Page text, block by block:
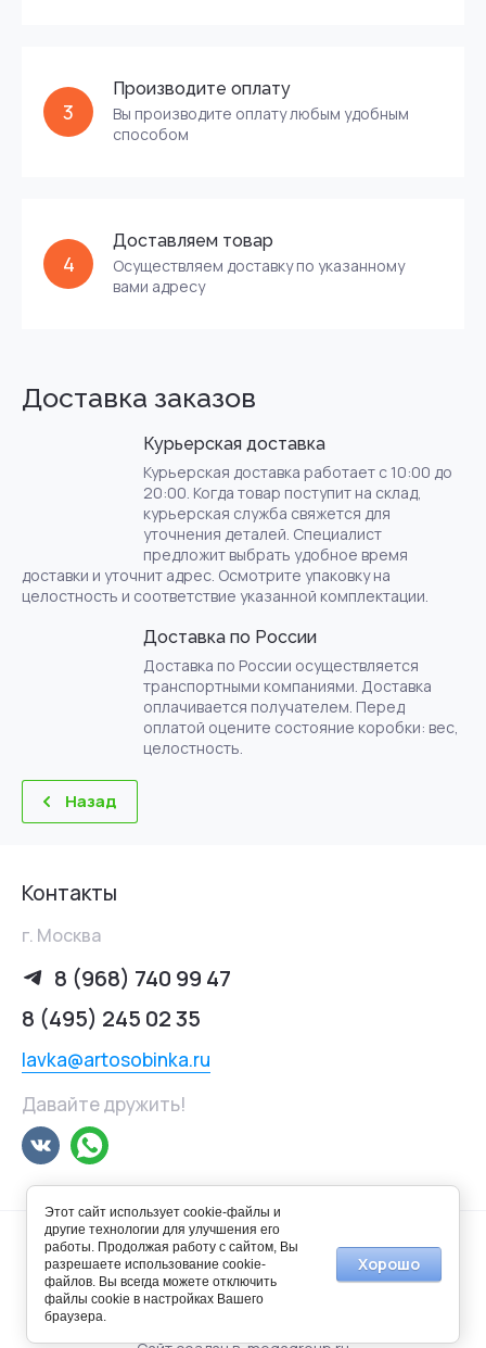
3
Производите оплату
Вы производите оплату любым удобным
способом
4
Доставляем товар
Осуществляем доставку по указанному
вами адресу
Доставка заказов
Курьерская доставка
Курьерская доставка работает с 10:00 до
20:00. Когда товар поступит на склад,
курьерская служба свяжется для
уточнения деталей. Специалист
предложит выбрать удобное время
доставки и уточнит адрес. Осмотрите упаковку на
целостность и соответствие указанной комплектации.
Доставка по России
Доставка по России осуществляется
транспортными компаниями. Доставка
оплачивается получателем. Перед
оплатой оцените состояние коробки: вес,
целостность.
Назад
Контакты
г. Москва
8 (968) 740 99 47
8 (495) 245 02 35
lavka@artosobinka.ru
Давайте дружить!
© 2014-2025 Арт-лавка "Особинка"
Этот сайт использует cookie-файлы и
другие технологии для улучшения его
работы. Продолжая работу с сайтом, Вы
разрешаете использование cookie-
файлов. Вы всегда можете отключить
файлы cookie в настройках Вашего
браузера.
Хорошо